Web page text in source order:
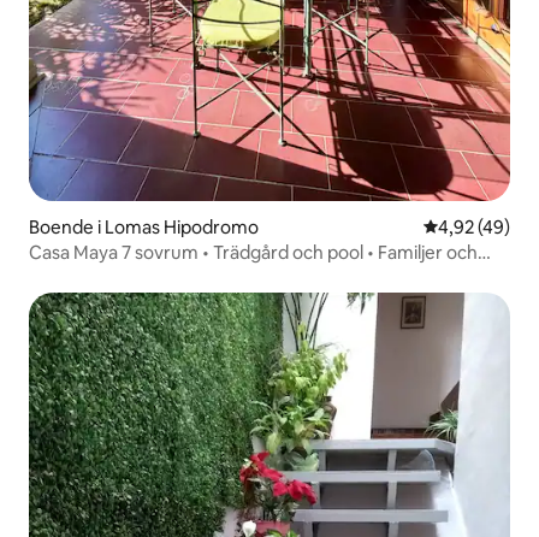
Boende i Lomas Hipodromo 4,92 av 5 i
4,92 (49)
Casa Maya 7 sovrum • Trädgård och pool • Familjer och